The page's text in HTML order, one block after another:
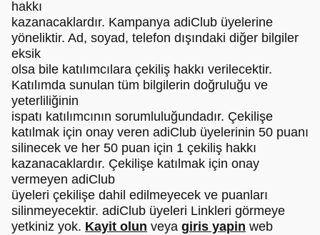
hakkı
kazanacaklardır. Kampanya adiClub üyelerine
yöneliktir. Ad, soyad, telefon dışındaki diğer bilgiler
eksik
olsa bile katılımcılara çekiliş hakkı verilecektir.
Katılımda sunulan tüm bilgilerin doğruluğu ve
yeterliliğinin
ispatı katılımcının sorumluluğundadır. Çekilişe
katılmak için onay veren adiClub üyelerinin 50 puanı
silinecek ve her 50 puan için 1 çekiliş hakkı
kazanacaklardır. Çekilişe katılmak için onay
vermeyen adiClub
üyeleri çekilişe dahil edilmeyecek ve puanları
silinmeyecektir. adiClub üyeleri Linkleri görmeye
yetkiniz yok. Kayit olun veya giris yapin web